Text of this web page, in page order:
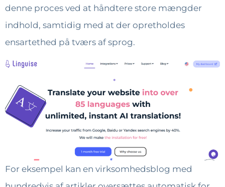
denne proces ved at håndtere store mængder
indhold, samtidig med at der opretholdes
ensartethed på tværs af sprog.
For eksempel kan en virksomhedsblog med